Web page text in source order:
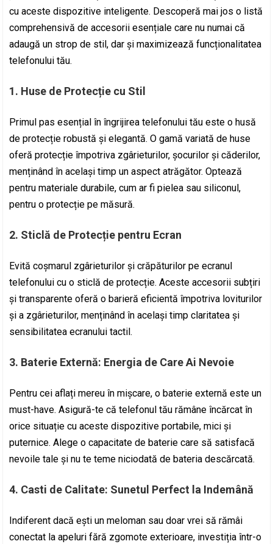
cu aceste dispozitive inteligente. Descoperă mai jos o listă
comprehensivă de accesorii esențiale care nu numai că
adaugă un strop de stil, dar și maximizează funcționalitatea
telefonului tău.
1. Huse de Protecție cu Stil
Primul pas esențial în îngrijirea telefonului tău este o husă
de protecție robustă și elegantă. O gamă variată de huse
oferă protecție împotriva zgârieturilor, șocurilor și căderilor,
menținând în același timp un aspect atrăgător. Optează
pentru materiale durabile, cum ar fi pielea sau siliconul,
pentru o protecție pe măsură.
2. Sticlă de Protecție pentru Ecran
Evită coșmarul zgârieturilor și crăpăturilor pe ecranul
telefonului cu o sticlă de protecție. Aceste accesorii subțiri
și transparente oferă o barieră eficientă împotriva loviturilor
și a zgârieturilor, menținând în același timp claritatea și
sensibilitatea ecranului tactil.
3. Baterie Externă: Energia de Care Ai Nevoie
Pentru cei aflați mereu în mișcare, o baterie externă este un
must-have. Asigură-te că telefonul tău rămâne încărcat în
orice situație cu aceste dispozitive portabile, mici și
puternice. Alege o capacitate de baterie care să satisfacă
nevoile tale și nu te teme niciodată de bateria descărcată.
4. Casti de Calitate: Sunetul Perfect la Indemână
Indiferent dacă ești un meloman sau doar vrei să rămâi
conectat la apeluri fără zgomote exterioare, investiția într-o